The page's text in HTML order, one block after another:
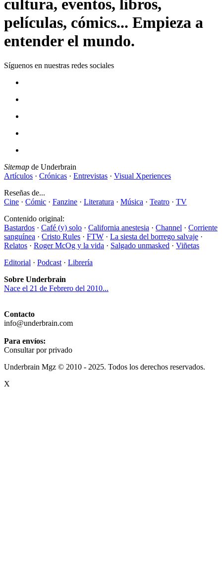
cultura, eventos, libros,
películas, cómics... Empieza a
entender el mundo.
Síguenos en nuestras redes sociales
Sitemap de Underbrain
Artículos · Crónicas · Entrevistas · Visual Xperiences
Reseñas de...
Cine · Cómic · Fanzine · Literatura · Música · Teatro · TV
Contenido original:
Bastardos · Café (y) solo · California anestesia · Channel · Corriente
sanguínea · Cristo Rules · FTW · La siesta del borrego salvaje ·
Relatos · Roger McOg y la vida · Salgado unmasked · Viñetas
Editorial · Podcast · Librería
Sobre Underbrain
Nace el 21 de Febrero del 2010...
Contacto
info@underbrain.com
Para envíos:
Consultar por privado
Underbrain Mgz © 2010 - 2025. Todos los derechos reservados.
X